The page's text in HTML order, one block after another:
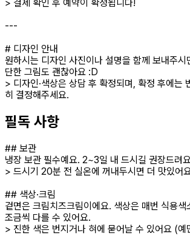
> 결제 확인 후 예약이 확정됩니다!
---
# 디자인 안내
원하시는 디자인 사진이나 설명을 함께 보내주
단한 그림도 괜찮아요 :D
> 디자인·색상은 상담 후 확정되며, 확정 후에는
히 결정해주세요.
필독 사항
## 보관
냉장 보관 필수예요. 2~3일 내 드시길 권장드려
> 드시기 20분 전 실온에 꺼내두시면 더 맛있어
## 색상·크림
겉면은 크림치즈크림이에요. 색상은 매번 식용색
조금씩 다를 수 있어요.
> 진한 색은 번지거나 혀에 묻어날 수 있어요 (예